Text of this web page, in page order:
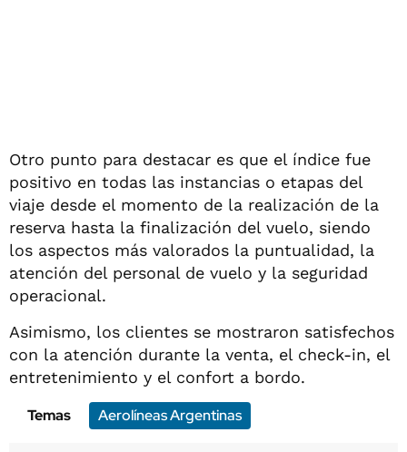
Otro punto para destacar es que el índice fue
positivo en todas las instancias o etapas del
viaje desde el momento de la realización de la
reserva hasta la finalización del vuelo, siendo
los aspectos más valorados la puntualidad, la
atención del personal de vuelo y la seguridad
operacional.
Asimismo, los clientes se mostraron satisfechos
con la atención durante la venta, el check-in, el
entretenimiento y el confort a bordo.
Temas
Aerolíneas Argentinas